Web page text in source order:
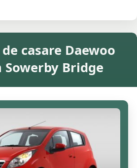
casare Daewoo
Bridge